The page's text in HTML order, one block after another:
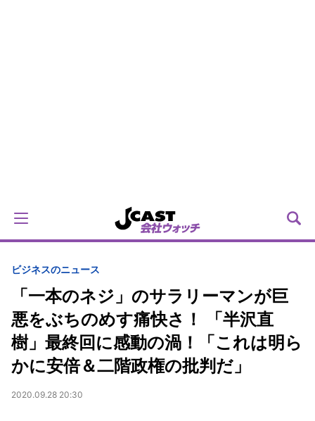
ビジネスのニュース
「一本のネジ」のサラリーマンが巨
悪をぶちのめす痛快さ！ 「半沢直
樹」最終回に感動の渦！「これは明ら
かに安倍＆二階政権の批判だ」
2020.09.28 20:30